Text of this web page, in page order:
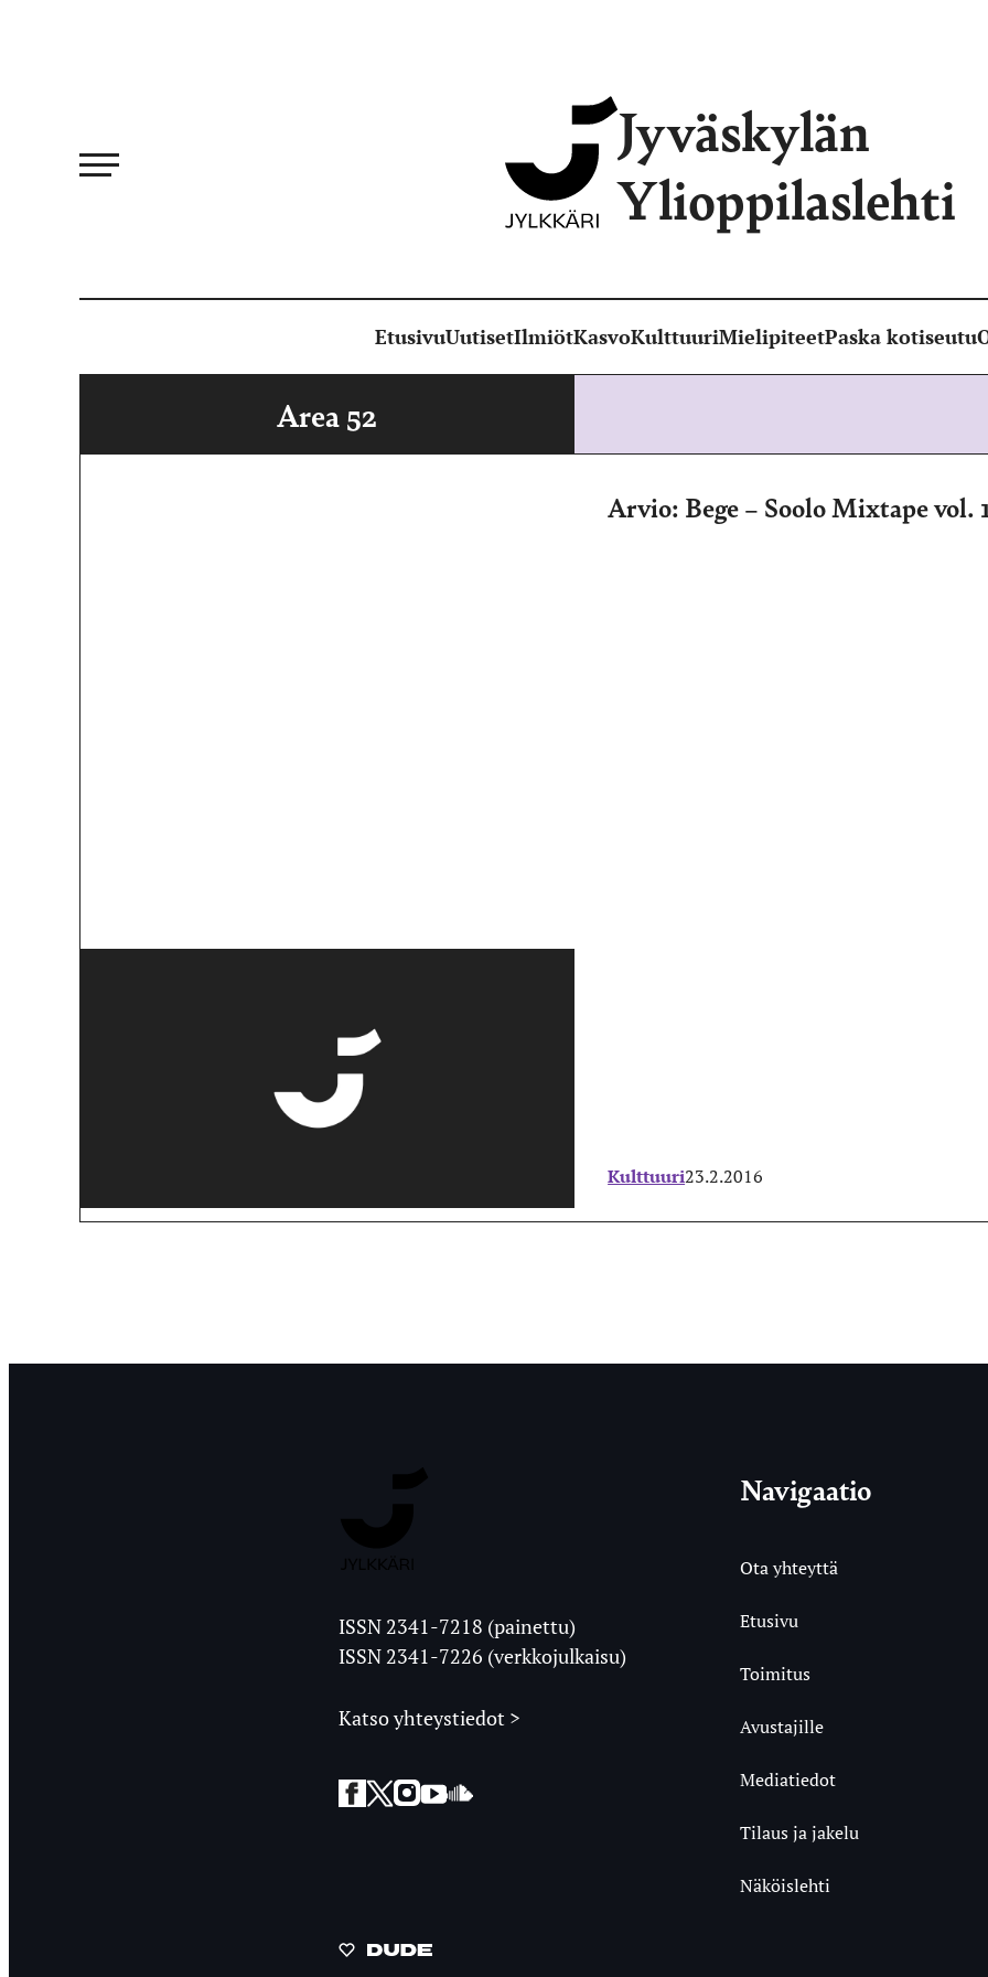
Jyväskylän
Ylioppilaslehti
EtusivuUutisetIlmiötKasvoKulttuuriMielipiteetPaska kotiseutu
Area 52
Arvio: Bege – Soolo Mixtape vol.
Kulttuuri23.2.2016
Ylioppilaslehti
ISSN 2341-7218 (painettu)
ISSN 2341-7226 (verkkojulkaisu)
Katso yhteystiedot >
Facebook
Twitter
Instagram
YouTubeSoundCloud
Navigaatio
Ota yhteyttä
Etusivu
Toimitus
Avustajille
Mediatiedot
Tilaus ja jakelu
Näköislehti